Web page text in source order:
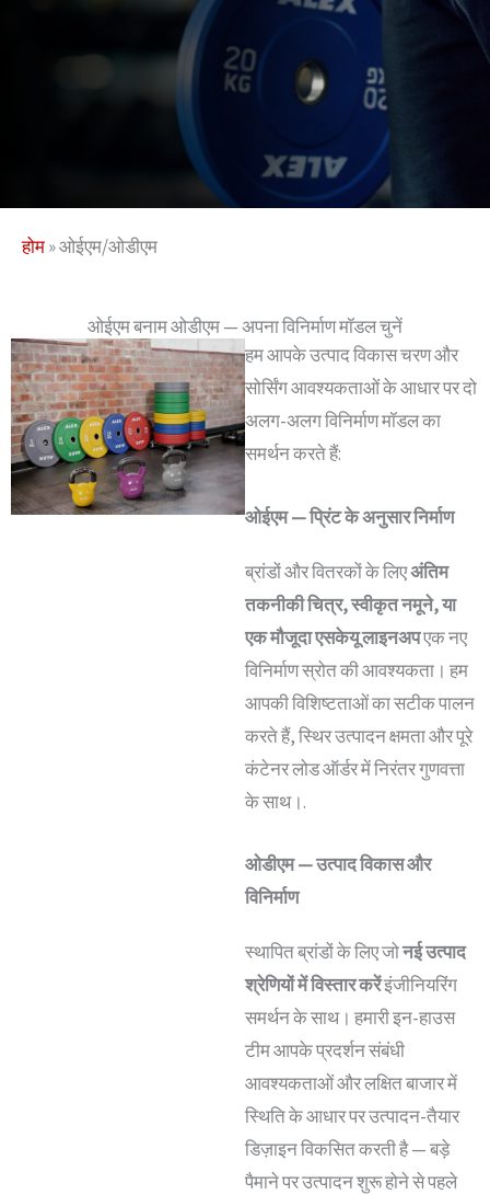
होम»ओईएम/ओडीएम
ओईएम बनाम ओडीएम — अपना विनिर्माण मॉडल चुनें
हम आपके उत्पाद विकास चरण और
सोर्सिंग आवश्यकताओं के आधार पर दो
अलग-अलग विनिर्माण मॉडल का
समर्थन करते हैं:
ओईएम — प्रिंट के अनुसार निर्माण
ब्रांडों और वितरकों के लिएअंतिम
तकनीकी चित्र, स्वीकृत नमूने, या
एक मौजूदा एसकेयू लाइनअपएक नए
विनिर्माण स्रोत की आवश्यकता। हम
आपकी विशिष्टताओं का सटीक पालन
करते हैं, स्थिर उत्पादन क्षमता और पूरे
कंटेनर लोड ऑर्डर में निरंतर गुणवत्ता
के साथ।.
ओडीएम — उत्पाद विकास और
विनिर्माण
स्थापित ब्रांडों के लिए जोनई उत्पाद
श्रेणियों में विस्तार करेंइंजीनियरिंग
समर्थन के साथ। हमारी इन-हाउस
टीम आपके प्रदर्शन संबंधी
आवश्यकताओं और लक्षित बाजार में
स्थिति के आधार पर उत्पादन-तैयार
डिज़ाइन विकसित करती है — बड़े
पैमाने पर उत्पादन शुरू होने से पहले